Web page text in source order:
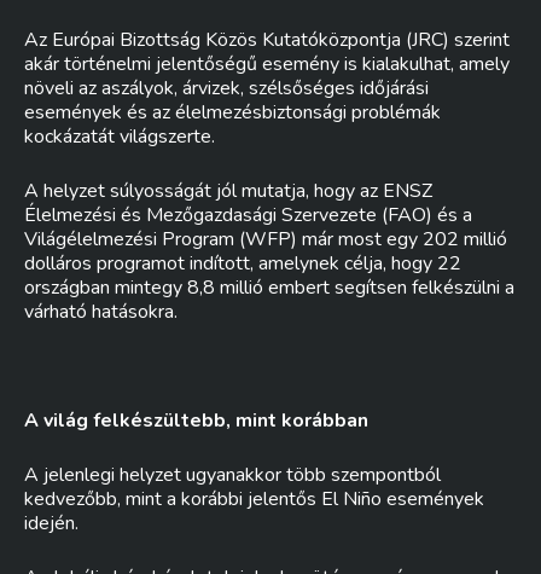
Az Európai Bizottság Közös Kutatóközpontja (JRC) szerint
akár történelmi jelentőségű esemény is kialakulhat, amely
növeli az aszályok, árvizek, szélsőséges időjárási
események és az élelmezésbiztonsági problémák
kockázatát világszerte.
A helyzet súlyosságát jól mutatja, hogy az ENSZ
Élelmezési és Mezőgazdasági Szervezete (FAO) és a
Világélelmezési Program (WFP) már most egy 202 millió
dolláros programot indított, amelynek célja, hogy 22
országban mintegy 8,8 millió embert segítsen felkészülni a
várható hatásokra.
A világ felkészültebb, mint korábban
A jelenlegi helyzet ugyanakkor több szempontból
kedvezőbb, mint a korábbi jelentős El Niño események
idején.